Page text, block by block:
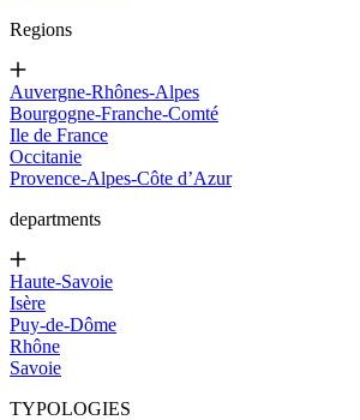
Regions
Auvergne-Rhônes-Alpes
Bourgogne-Franche-Comté
Ile de France
Occitanie
Provence-Alpes-Côte d’Azur
departments
Haute-Savoie
Isère
Puy-de-Dôme
Rhône
Savoie
TYPOLOGIES